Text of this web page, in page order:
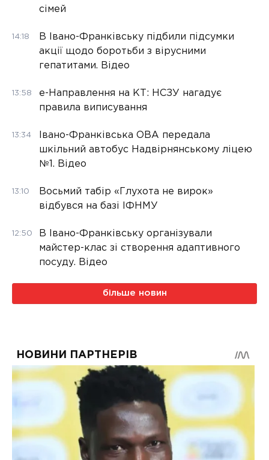
сімей
14:18
В Івано-Франківську підбили підсумки
акції щодо боротьби з вірусними
гепатитами. Відео
13:58
е-Направлення на КТ: НСЗУ нагадує
правила виписування
13:34
Івано-Франківська ОВА передала
шкільний автобус Надвірнянському ліцею
№1. Відео
13:10
Восьмий табір «Глухота не вирок»
відбувся на базі ІФНМУ
12:50
В Івано-Франківську організували
майстер-клас зі створення адаптивного
посуду. Відео
більше новин